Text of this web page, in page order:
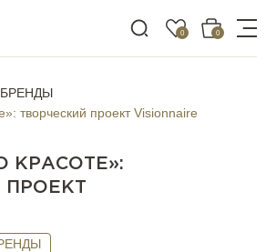
0 0
БРЕНДЫ
творческий проект Visionnaire
КРАСОТЕ»:
ПРОЕКТ